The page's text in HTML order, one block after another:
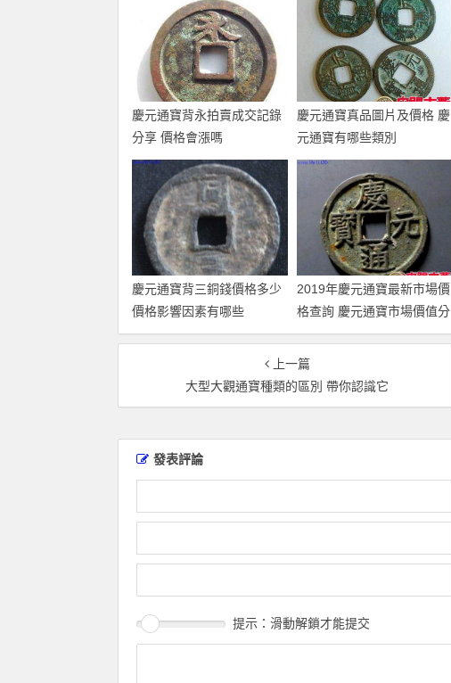
慶元通寶背永拍賣成交記錄
分享 價格會漲嗎
慶元通寶真品圖片及價格 慶
元通寶有哪些類別
慶元通寶背三銅錢價格多少
價格影響因素有哪些
2019年慶元通寶最新市場價
格查詢 慶元通寶市場價值分
析
上一篇
大型大觀通寶種類的區別 帶你認識它
發表評論
提示：滑動解鎖才能提交